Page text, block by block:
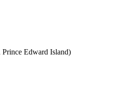
Edward Island)